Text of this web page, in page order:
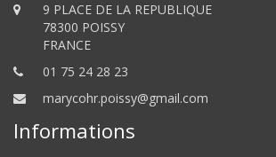
9 PLACE DE LA REPUBLIQUE
78300 POISSY
FRANCE
01 75 24 28 23
marycohr.poissy@gmail.com
Informations